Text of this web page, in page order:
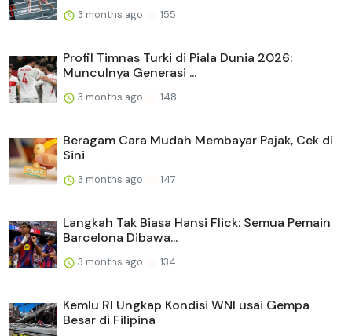
3 months ago 155
Profil Timnas Turki di Piala Dunia 2026:
Munculnya Generasi ...
3 months ago 148
Beragam Cara Mudah Membayar Pajak, Cek di
Sini
3 months ago 147
Langkah Tak Biasa Hansi Flick: Semua Pemain
Barcelona Dibawa...
3 months ago 134
Kemlu RI Ungkap Kondisi WNI usai Gempa
Besar di Filipina